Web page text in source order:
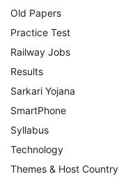
Old Papers
Practice Test
Railway Jobs
Results
Sarkari Yojana
SmartPhone
Syllabus
Technology
Themes & Host Country